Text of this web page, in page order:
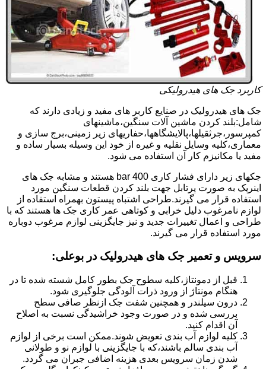
کاربرد جک های هیدرولیکی
جک های هیدرولیک در صنایع کاربر های مفید و زیادی دارند که
شامل:بلند کردن ماشین آلات سنگین،ماشینهای
کمپرسور،جرثقیلها،پالایشگاهها،حفاریهای زیر زمینی،برج سازی و
معماری،کلیه وسایل نقلیه و غیره از خود این وسیله بسیار ساده و
مفید یا مکانیزم کار آن استفاده می شود.
جکهای زیر دارای فشار کاری 400 bar هستند و مشابه جک های
اینرپک به صورت پرتابل جهت بلند کردن قطعات سنگین مورد
استفاده قرار می گیرند.طراحی اشتباه پیستون بهمراه استفاده از
لوازم نامرغوب دلیل خرابی و کوتاهی عمر کاری جک ها هستند که با
طراحی و اعمال تغییرات جدید و نیز جایگزینی لوازم مرغوب دوباره
مورد استفاده قرار می گیرند.
سرویس و تعمیر جک های هیدرولیک در بوعلی:
قبل از دمونتاژ،کلیه سطوح جک بطور کامل شسته شده تا در
هنگام مونتاژ از ورود ذرات آلودگی جلوگیری شود.
درون سیلندر و همچنین شفت جک ازنظر صافی سطح
بررسی شده و در صورت وجود خراشیدگی نسبت به اصلاح
آن اقدام کنید.
کلیه لوازم آب بندی تعویض شوند.ممکن است برخی از لوازم
آب بندی سالم باشند،که با جایگزینی با لوازم نو و طولانی
شدن زمان سرویس بعدی هزینه اضافی جبران می گردد.